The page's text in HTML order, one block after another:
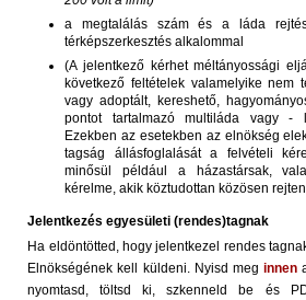
a megtalálás szám és a láda
térképszerkesztés alkalommal
(A jelentkező kérhet méltányossági
következő feltételek valamelyike nem
vagy adoptált, kereshető,
pontot tartalmazó multiláda vagy -
Ezekben az esetekben az elnökség
tagság állásfoglalását a felvételi
minősül például a házastársak,
kérelme, akik köztudottan közösen
Jelentkezés egyesületi (rendes)tagnak
Ha eldöntötted, hogy jelentkezel rendes
Elnökségének kell küldeni. Nyisd meginnen
nyomtasd, töltsd ki, szkenneld be és